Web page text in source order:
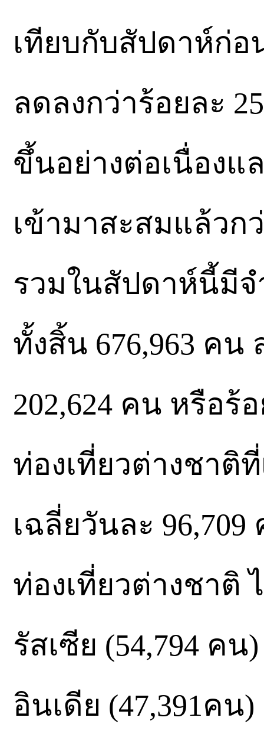
เทียบกับสัปดาห์ก่
ลดลงกว่าร้อยละ
ขึ้นอย่างต่อเนื่องแ
เข้ามาสะสมแล้วก
รวมในสัปดาห์นี้มี
ทั้งสิ้น 676,963 ค
202,624 คน หรือร้
ท่องเที่ยวต่างชาติ
เฉลี่ยวันละ
ท่องเที่ยวต่างชาติ
รัสเซีย (54,794 คน
อินเดีย (47,391คน